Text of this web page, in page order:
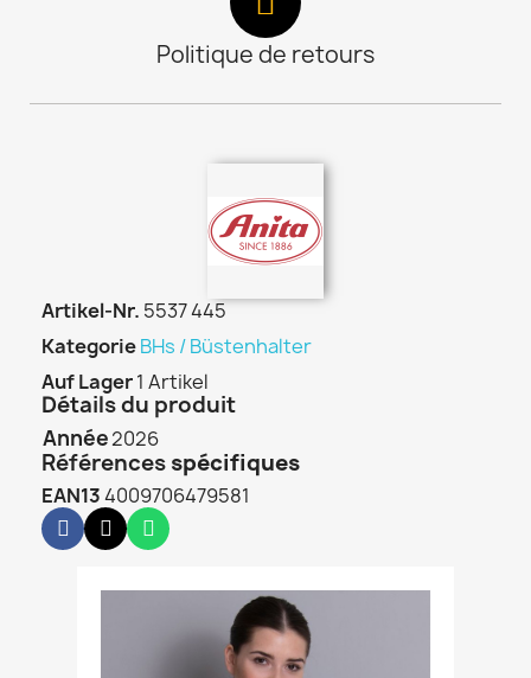
Politique de retours
Artikel-Nr. 5537 445
KategorieBHs / Büstenhalter
Auf Lager1 Artikel
Détails du produit
Année2026
Références spécifiques
EAN134009706479581